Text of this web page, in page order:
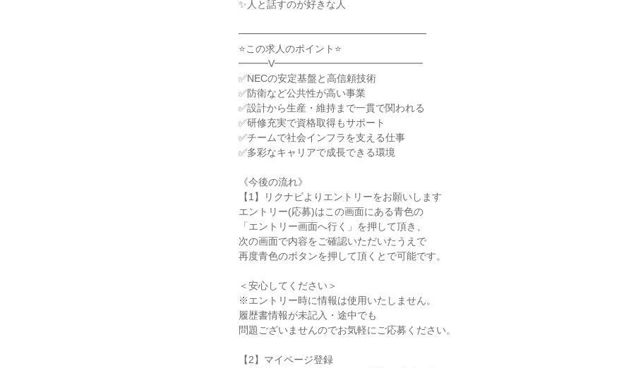
✨人と話すのが好きな人
━━━━━━━━━━━━━━━━━━━
⭐この求人のポイント⭐
━━━V━━━━━━━━━━━━━━━
✅NECの安定基盤と高信頼技術
✅防衛など公共性が高い事業
✅設計から生産・維持まで一貫で関われる
✅研修充実で資格取得もサポート
✅チームで社会インフラを支える仕事
✅多彩なキャリアで成長できる環境
《今後の流れ》
【1】リクナビよりエントリーをお願いします
エントリー(応募)はこの画面にある青色の
「エントリー画面へ行く」を押して頂き、
次の画面で内容をご確認いただいたうえで
再度青色のボタンを押して頂くとで可能です。
＜安心してください＞
※エントリー時に情報は使用いたしません。
履歴書情報が未記入・途中でも
問題ございませんのでお気軽にご応募ください。
【2】マイページ登録